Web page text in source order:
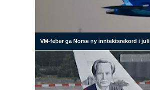
VM-feber ga Norse ny inntektsrekord i juli